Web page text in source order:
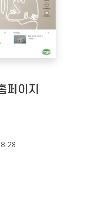
페이지
지